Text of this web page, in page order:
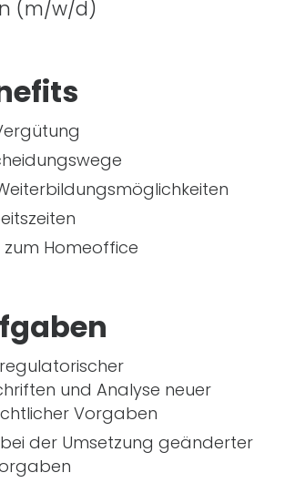
(m/w/d)
zum Homeoffice
und Analyse neuer
Vorgaben
der Umsetzung geänderter